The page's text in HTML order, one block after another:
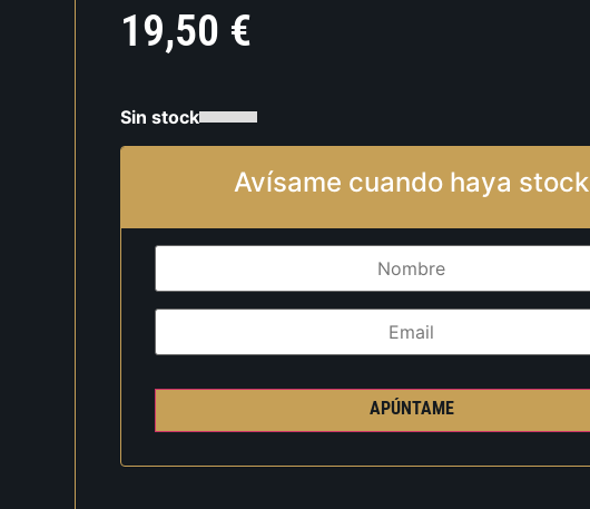
19,50 €
Sin stock
Avísame cuando haya stock
APÚNTAME